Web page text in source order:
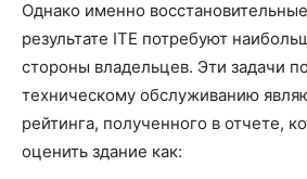
Однако именно
результате ITE потребуют
стороны владельцев. Эти задачи
техническому обслуживанию
рейтинга, полученного в отчете,
оценить здание как: